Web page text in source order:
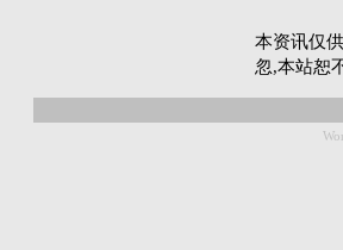
本资讯仅
忽,本站恕